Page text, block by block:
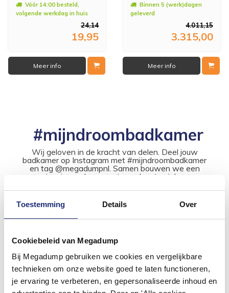
Toestemming Details Over
Cookiebeleid van Megadump
Bij Megadump gebruiken we cookies en vergelijkbare
technieken om onze website goed te laten functioneren,
je ervaring te verbeteren, en gepersonaliseerde inhoud en
Vóór 14:00 besteld,
volgende werkdag in huis
24,14
19,95
Meer info
Binnen 5 (werk)dagen
geleverd
4.011,15
3.315,00
Meer info
#mijndroombadkamer
Wij geloven in de kracht van delen. Deel jouw
badkamer op Instagram met #mijndroombadkamer
en tag @megadumpnl. Samen bouwen we een
inspirerende omgeving vol met unieke